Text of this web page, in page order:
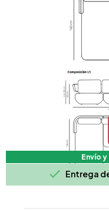
Envío
 Entrega